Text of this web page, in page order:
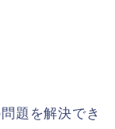
題を解決でき